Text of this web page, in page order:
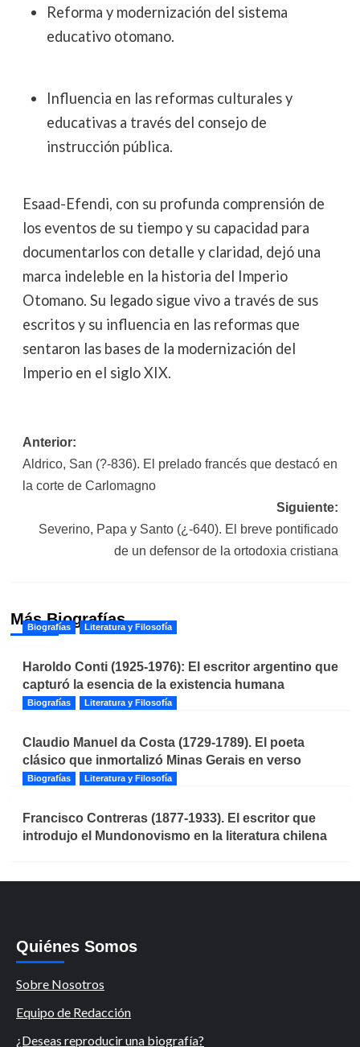
Reforma y modernización del sistema
educativo otomano.
Influencia en las reformas culturales y
educativas a través del consejo de
instrucción pública.
Esaad-Efendi, con su profunda comprensión de
los eventos de su tiempo y su capacidad para
documentarlos con detalle y claridad, dejó una
marca indeleble en la historia del Imperio
Otomano. Su legado sigue vivo a través de sus
escritos y su influencia en las reformas que
sentaron las bases de la modernización del
Imperio en el siglo XIX.
Navegación
de
Anterior:
Aldrico, San (?-836). El prelado francés que destacó en
la corte de Carlomagno
Siguiente:
Severino, Papa y Santo (¿-640). El breve pontificado
de un defensor de la ortodoxia cristiana
Más Biografías
Biografías Literatura y Filosofía
Haroldo Conti (1925-1976): El escritor argentino que
capturó la esencia de la existencia humana
Biografías Literatura y Filosofía
Claudio Manuel da Costa (1729-1789). El poeta
clásico que inmortalizó Minas Gerais en verso
Biografías Literatura y Filosofía
Francisco Contreras (1877-1933). El escritor que
introdujo el Mundonovismo en la literatura chilena
Quiénes Somos
Sobre Nosotros
Equipo de Redacción
¿Deseas reproducir una biografía?